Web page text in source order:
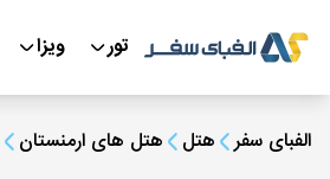
تور ویزا
الفبای سفر هتل هتل های ارمنستان